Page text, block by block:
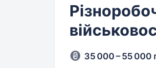
35 000 – 55 000